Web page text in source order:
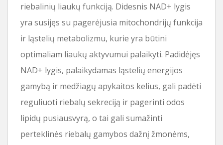
riebalinių liaukų funkciją. Didesnis NAD+ lygis
yra susijęs su pagerėjusia mitochondrijų funkcija
ir ląstelių metabolizmu, kurie yra būtini
optimaliam liaukų aktyvumui palaikyti. Padidėjęs
NAD+ lygis, palaikydamas ląstelių energijos
gamybą ir medžiagų apykaitos kelius, gali padėti
reguliuoti riebalų sekreciją ir pagerinti odos
lipidų pusiausvyrą, o tai gali sumažinti
perteklinės riebalų gamybos dažnį žmonėms,